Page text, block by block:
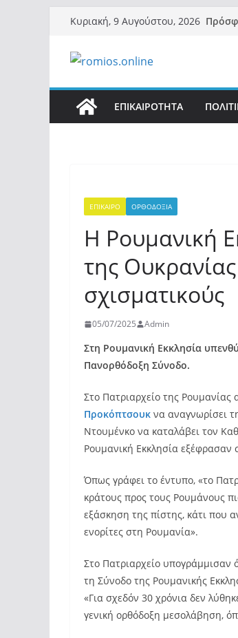
Μετάβαση
περιεχόμενο
Κυριακή, 9 Αυγούστου, 2026
ΕΠΙΚΑΙΡΟΤΗΤΑ
ΕΠΙΚΑΙΡΟ ΟΡΘΟΔΟΞΙΑ
Η Ρουμανική
της
σχισματικούς
05/07/2025 Admin
Στη Ρουμανική Εκκλησία
Πανορθόδοξη Σύνοδο.
Στο Πατριαρχείο της
Προκόπτσουκ να αναγνωρίσει
Ντουμένκο να καταλάβει τον
Ρουμανική Εκκλησία εξέφρασαν
Όπως γράφει το έντυπο, «το
κράτους προς τους Ρουμάνους
εξάσκηση της πίστης, κάτι που
ενορίτες στη Ρουμανία».
Στο Πατριαρχείο υπογράμμισαν
τη Σύνοδο της Ρουμανικής
«Για σχεδόν 30 χρόνια δεν
γενική ορθόδοξη μεσολάβηση,